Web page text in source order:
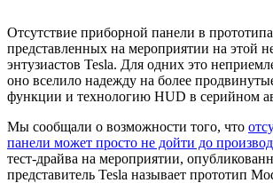
Отсутствие приборной панели в
представленных на мероприятии на этой
энтузиастов Tesla. Для одних это
оно вселило надежду на более
функции и технологию HUD в серийном
Мы сообщали о возможности того, что
панели может просто не дойти до
тест-драйва на мероприятии,
представитель Tesla называет прототип